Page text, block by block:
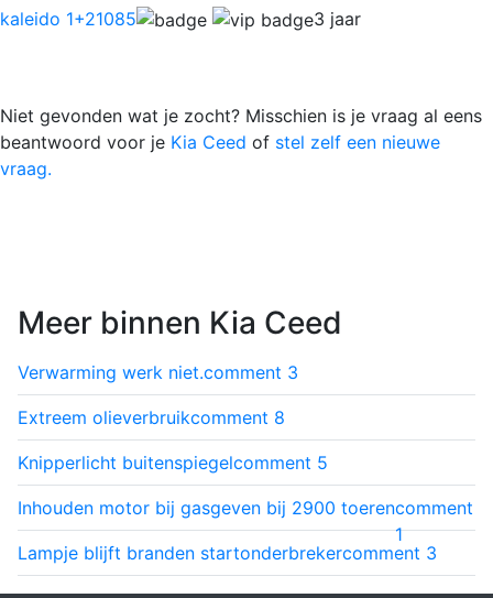
kaleido 1+21085 3 jaar
Niet gevonden wat je zocht? Misschien is je vraag al eens
beantwoord voor je Kia Ceed of stel zelf een nieuwe
vraag.
Meer binnen Kia Ceed
Verwarming werk niet.comment 3
Extreem olieverbruikcomment 8
Knipperlicht buitenspiegelcomment 5
Inhouden motor bij gasgeven bij 2900 toerencomment
1
Lampje blijft branden startonderbrekercomment 3